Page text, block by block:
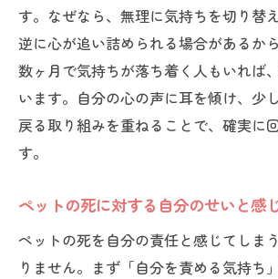
す。なぜなら、無理に気持ちを切り替
逆に心が追い詰められる場合があるか
数ヶ月で気持ちが落ち着く人もいれば
います。自分の心の声に耳を傾け、少
戻る取り組みを重ねることで、確実に
す。
ペットの死に対する自分のせいと感
ペットの死を自分の責任と感じてしま
りません。まず「自分を責める気持ち